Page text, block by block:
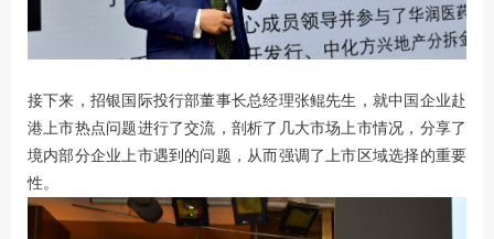
接下来，招银国际投行部董事长总经理张鲲先生，就中国企业赴
港上市热点问题进行了交流，剖析了几大市场上市情况，分享了
境内部分企业上市遇到的问题，从而强调了上市区域选择的重要
性。